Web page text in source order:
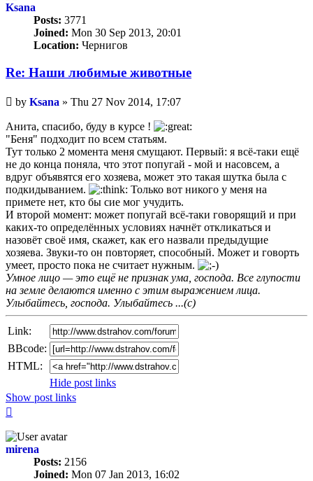
Ksana
Posts: 3771
Joined: Mon 30 Sep 2013, 20:01
Location: Чернигов
Re: Наши любимые животные
Unread
post
by Ksana » Thu 27 Nov 2014, 17:07
Анита, спасибо, буду в курсе !
"Беня" подходит по всем статьям.
Тут только 2 момента меня смущают. Первый: я всё-таки ещё
не до конца поняла, что этот попугай - мой и насовсем, а
вдруг объявятся его хозяева, может это такая шутка была с
подкидыванием.
Только вот никого у меня на
примете нет, кто бы сие мог учудить.
И второй момент: может попугай всё-таки говорящий и при
каких-то определённых условиях начнёт откликаться и
назовёт своё имя, скажет, как его назвали предыдущие
хозяева. Звуки-то он повторяет, способный. Может и говорть
умеет, просто пока не считает нужным.
Умное лицо — это ещё не признак ума, господа. Все глупости
на земле делаются именно с этим выражением лица.
Улыбайтесь, господа. Улыбайтесь ...(с)
Link:
BBcode:
HTML:
Hide post links
Show post links
mirena
Posts: 2156
Joined: Mon 07 Jan 2013, 16:02